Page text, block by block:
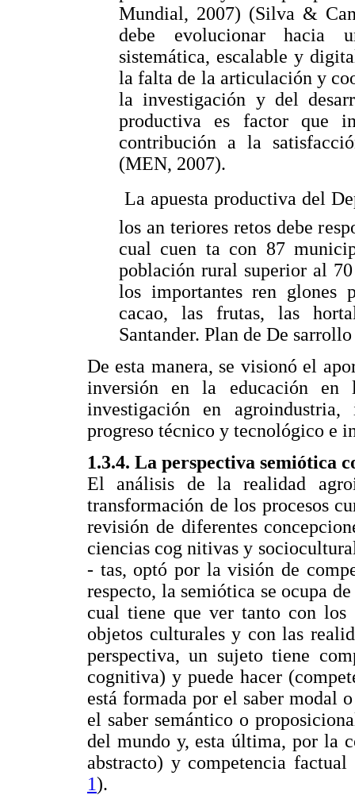
Mundial, 2007) (Silva &
debe evolucionar hacia
sistemática, escalable y
la falta de la articulación y
la investigación y del
productiva es factor que
contribución a la
(MEN, 2007).
 La apuesta productiva del
los an teriores retos debe
cual cuen ta con 87
población rural superior al
los importantes ren glones
cacao, las frutas, las
Santander. Plan de De
De esta manera, se visionó el
inversión en la educación en
investigación en
progreso técnico y tecnológico e
1.3.4. La perspectiva semiótica
El análisis de la realidad
transformación de los procesos
revisión de diferentes
ciencias cog nitivas y
- tas, optó por la visión de
respecto, la semiótica se ocupa
cual tiene que ver tanto con los
objetos culturales y con las
perspectiva, un sujeto tiene
cognitiva) y puede hacer
está formada por el saber modal
el saber semántico o
del mundo y, esta última, por la
abstracto) y competencia
1).